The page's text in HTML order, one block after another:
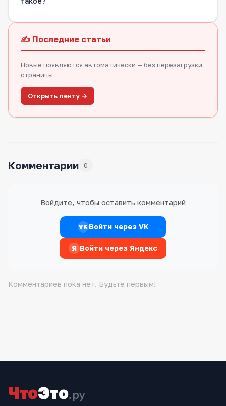
✍️ Последние статьи
Новые появляются автоматически — без перезагрузки
страницы
Открыть ленту →
Комментарии 0
Войдите, чтобы оставить комментарий
VKВойти через VK
Я Войти через Яндекс
Комментариев пока нет. Будьте первым!
ЧтоЭто.ру